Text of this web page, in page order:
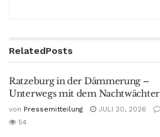
RelatedPosts
Ratzeburg in der Dämmerung –
Unterwegs mit dem Nachtwächter
von Pressemitteilung JULI 30, 2026
54